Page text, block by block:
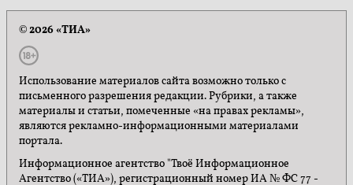
© 2026 «ТИА»
Использование материалов сайта возможно только с
письменного разрешения редакции. Рубрики, а также
материалы и статьи, помеченные «на правах рекламы»,
являются рекламно-информационными материалами
портала.
Информационное агентство "Твоё Информационное
Агентство («ТИА»), регистрационный номер ИА № ФС 77 -